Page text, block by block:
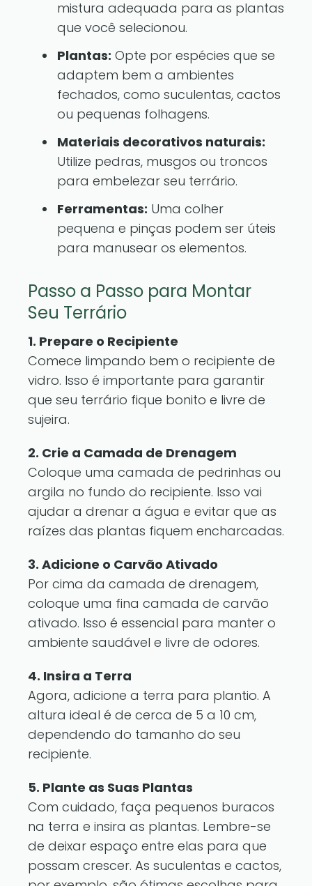
mistura adequada para as plantas
que você selecionou.
Plantas: Opte por espécies que se
adaptem bem a ambientes
fechados, como suculentas, cactos
ou pequenas folhagens.
Materiais decorativos naturais:
Utilize pedras, musgos ou troncos
para embelezar seu terrário.
Ferramentas: Uma colher
pequena e pinças podem ser úteis
para manusear os elementos.
Passo a Passo para Montar
Seu Terrário
1. Prepare o Recipiente
Comece limpando bem o recipiente de
vidro. Isso é importante para garantir
que seu terrário fique bonito e livre de
sujeira.
2. Crie a Camada de Drenagem
Coloque uma camada de pedrinhas ou
argila no fundo do recipiente. Isso vai
ajudar a drenar a água e evitar que as
raízes das plantas fiquem encharcadas.
3. Adicione o Carvão Ativado
Por cima da camada de drenagem,
coloque uma fina camada de carvão
ativado. Isso é essencial para manter o
ambiente saudável e livre de odores.
4. Insira a Terra
Agora, adicione a terra para plantio. A
altura ideal é de cerca de 5 a 10 cm,
dependendo do tamanho do seu
recipiente.
5. Plante as Suas Plantas
Com cuidado, faça pequenos buracos
na terra e insira as plantas. Lembre-se
de deixar espaço entre elas para que
possam crescer. As suculentas e cactos,